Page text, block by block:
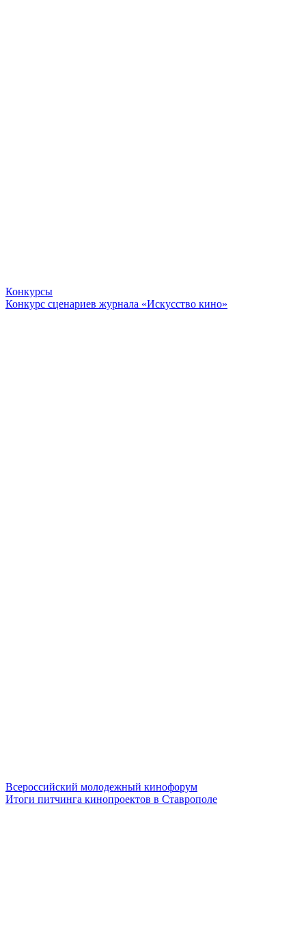
Конкурсы
Конкурс сценариев журнала «Искусство кино»
Всероссийский молодежный кинофорум
Итоги питчинга кинопроектов в Ставрополе